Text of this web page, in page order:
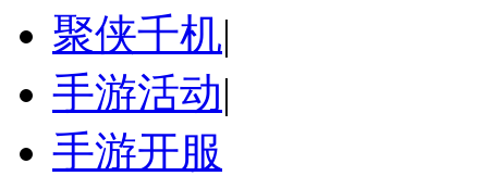
聚侠千机|
手游活动|
手游开服